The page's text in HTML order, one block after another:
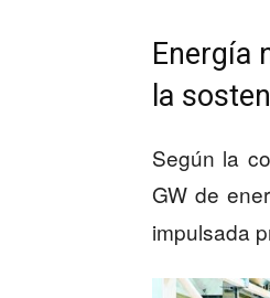
Energía
la
Según la
GW de
impulsada